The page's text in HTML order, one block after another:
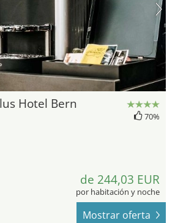
Hotel Bern
70%
de 244,03 EUR
por habitación y noche
Mostrar oferta